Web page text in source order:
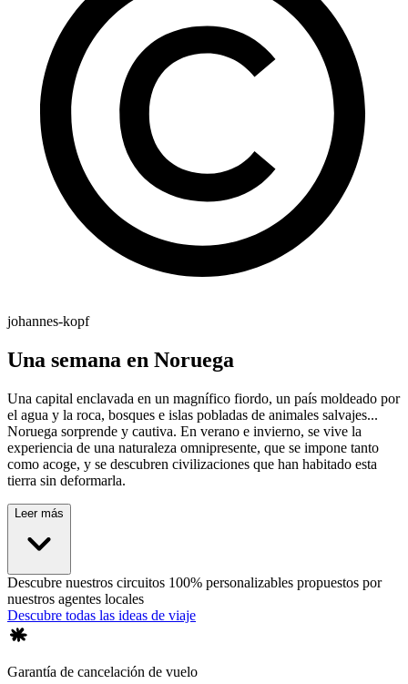
johannes-kopf
Una semana en Noruega
Una capital enclavada en un magnífico fiordo, un país moldeado por
el agua y la roca, bosques e islas pobladas de animales salvajes...
Noruega sorprende y cautiva. En verano e invierno, se vive la
experiencia de una naturaleza omnipresente, que se impone tanto
como acoge, y se descubren civilizaciones que han habitado esta
tierra sin deformarla.
Leer más
Descubre nuestros circuitos 100% personalizables propuestos por
nuestros agentes locales
Descubre todas las ideas de viaje
Garantía de cancelación de vuelo